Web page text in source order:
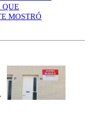
QUE
MOSTRÓ